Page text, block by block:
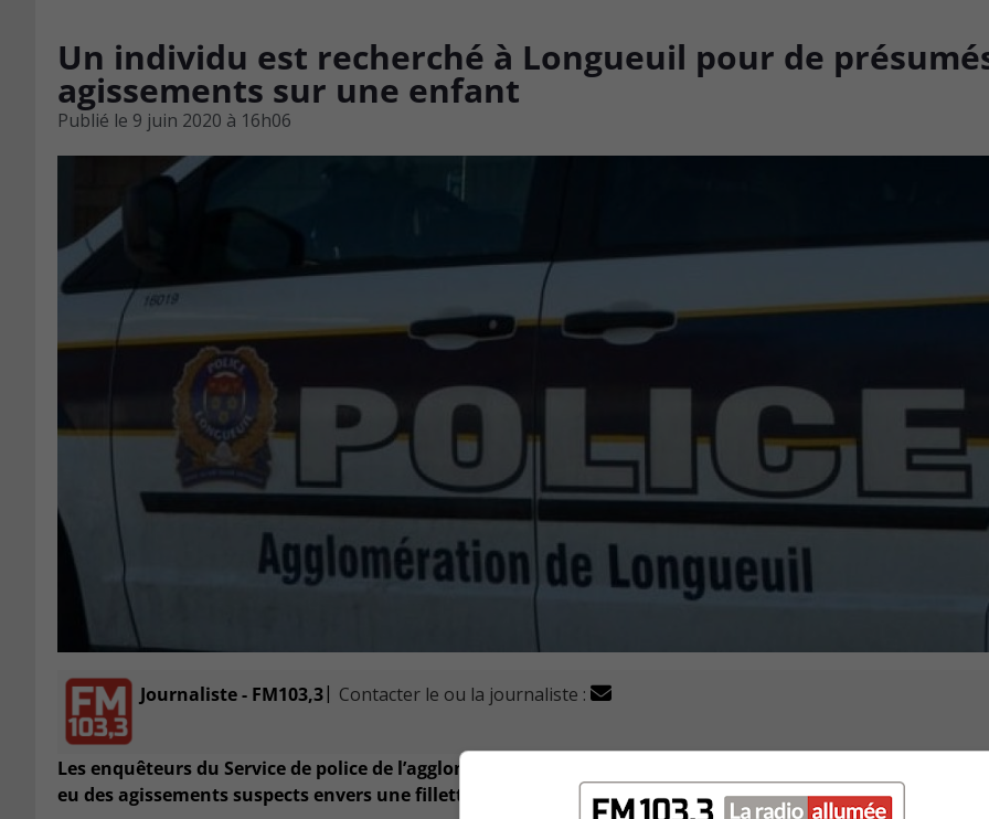
Un individu est recherché à Longueuil pour de
agissements sur une enfant
Publié le 9 juin 2020 à 16h06
Journaliste - FM103,3| Contacter le ou la journaliste :
Les enquêteurs du Service de police de l’agglomération de Longueuil sont à la recherche d’un individu
eu des agissements suspects envers une fillette de quatre ans.